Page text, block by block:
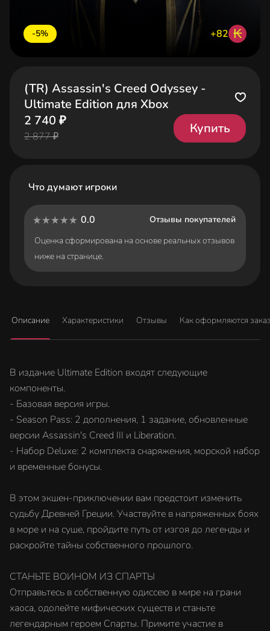
-5% +82 ₭
(TR) Assassin's Creed Odyssey -
Ultimate Edition для Xbox
2 740 ₽
2 877 ₽
Купить
Что думают игроки
0.0
Отзывы покупателей
Оценка сформирована на основе реальных отзывов
ниже на странице.
Описание Характеристики Отзывы Как оформляются
В издание Ultimate Edition входят следующие
компоненты.
- Базовая версия игры.
- Season Pass: 2 дополнения, 1 задание, обновленные
версии Assassin's Creed III и Liberation.
- Набор Deluxe: 2 комплекта снаряжения, морской набор
и временные бонусы.
В этом экшен-приключении вам предстоит изменить
судьбу Древней Греции. Участвуйте в напряженных боях
в море и на суше, пройдите путь от изгоя до легенды и
раскройте тайны собственного прошлого.
СТАНЬТЕ ВОИНОМ ИЗ СПАРТЫ
Отправьтесь в собственную одиссею в мире на грани
хаоса, одолейте мифических существ и станьте
легендарным героем Спарты. Примите участие в